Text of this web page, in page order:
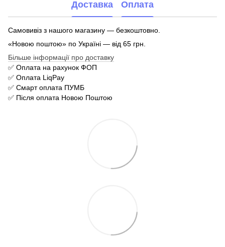
Доставка Оплата
Самовивіз з нашого магазину — безкоштовно.
«Новою поштою» по Україні — від 65 грн.
Більше інформації про доставку
✅ Оплата на рахунок ФОП
✅ Оплата LiqPay
✅ Смарт оплата ПУМБ
✅ Після оплата Новою Поштою